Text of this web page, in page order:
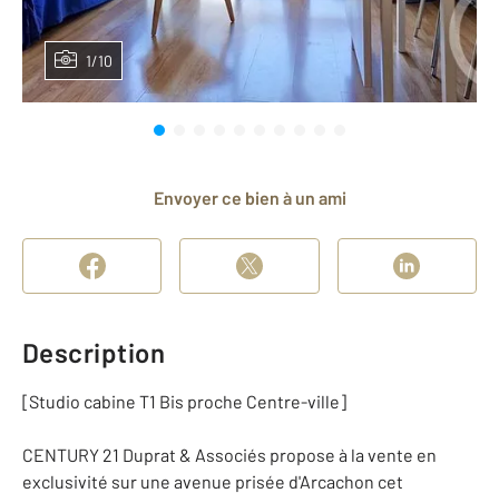
1/10
Envoyer ce bien à un ami
Description
[Studio cabine T1 Bis proche Centre-ville]
CENTURY 21 Duprat & Associés propose à la vente en
exclusivité sur une avenue prisée d'Arcachon cet